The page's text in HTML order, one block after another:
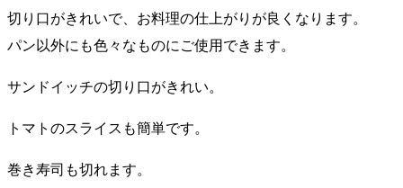
切り口がきれいで、お料理の仕上がりが良くなります。
パン以外にも色々なものにご使用できます。
サンドイッチの切り口がきれい。
トマトのスライスも簡単です。
巻き寿司も切れます。